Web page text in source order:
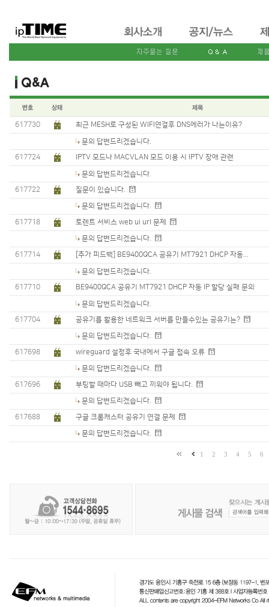
617730 최근 MESH로 구성된 WIFI연결후 DNS에러가 나는이유?
문의 답변드리겠습니다.
617724
IPTV 모드나 MACVLAN 모드 이용 시 IPTV 장애 관련
문의 답변드리겠습니다.
617722
질문이 있습니다.
문의 답변드리겠습니다.
617718 토렌트 서비스 web ui url 문제
문의 답변드리겠습니다.
617714 [추가 피드백] BE9400QCA 공유기 MT7921 DHCP 자동...
문의 답변드리겠습니다.
617710
BE9400QCA 공유기 MT7921 DHCP 자동 IP 할당 실패 문의
문의 답변드리겠습니다.
617704
공유기를 활용한 네트워크 서버를 만들수있는 공유기는?
문의 답변드리겠습니다.
617698 wireguard 설정후 국내에서 구글 접속 오류
문의 답변드리겠습니다.
617696 부팅할 때마다 USB 빼고 끼워야 됩니다.
문의 답변드리겠습니다.
617688 구글 크롬캐스터 공유기 연결 문제
문의 답변드리겠습니다.
1 2 3 4 5 6